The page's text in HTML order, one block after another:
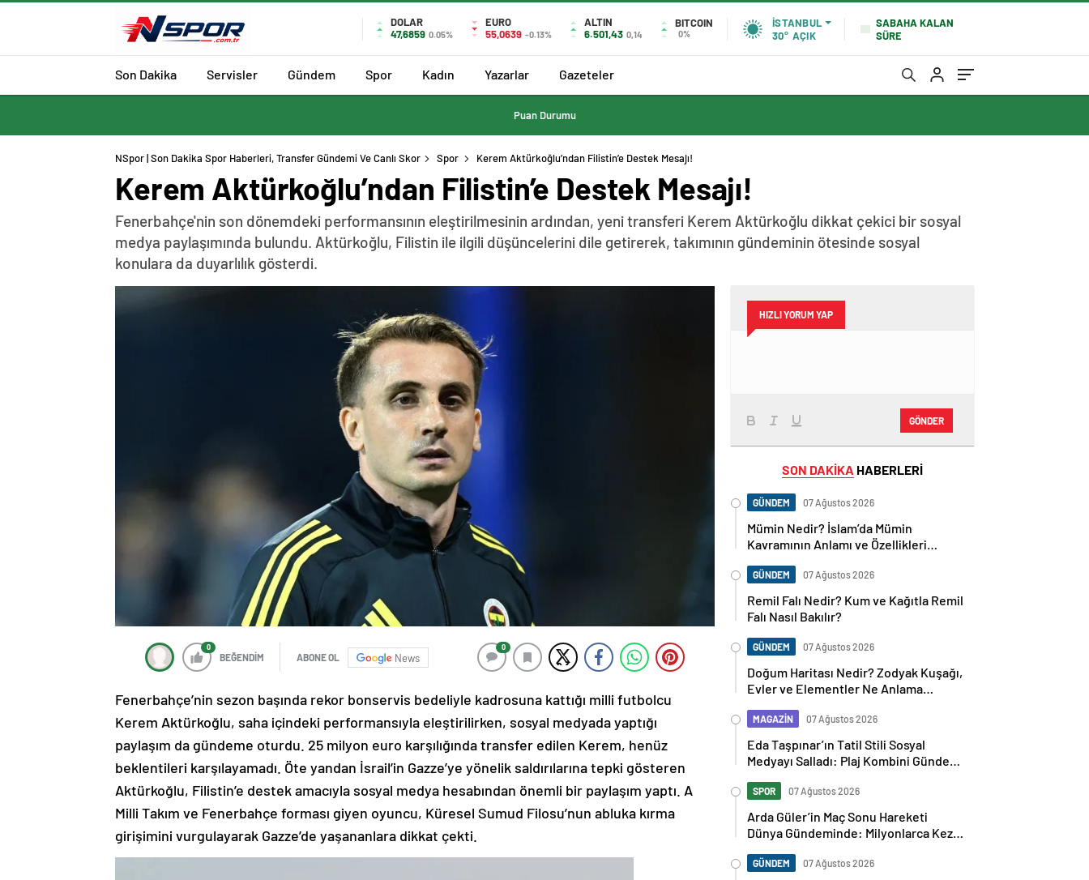
DOLAR
47,6859 0.05%
EURO
55,0639 -0.13%
ALTIN
6.501,43 0,14
BITCOIN
0%
İSTANBUL
30° AÇIK
SABAHA KALAN
SÜRE
Son Dakika Servisler Gündem Spor Kadın Yazarlar Gazeteler
Puan Durumu
NSpor | Son Dakika Spor Haberleri, Transfer Gündemi Ve Canlı Skor Spor Kerem Aktürkoğlu’ndan Filistin’e Destek Mesajı!
Kerem Aktürkoğlu’ndan Filistin’e Destek Mesajı!
Fenerbahçe'nin son dönemdeki performansının eleştirilmesinin ardından, yeni transferi Kerem Aktürkoğlu dikkat çekici bir sosyal
medya paylaşımında bulundu. Aktürkoğlu, Filistin ile ilgili düşüncelerini dile getirerek, takımının gündeminin ötesinde sosyal
konulara da duyarlılık gösterdi.
0
BEĞENDİM ABONE OL News
0
Fenerbahçe’nin sezon başında rekor bonservis bedeliyle kadrosuna kattığı milli futbolcu
Kerem Aktürkoğlu, saha içindeki performansıyla eleştirilirken, sosyal medyada yaptığı
paylaşım da gündeme oturdu. 25 milyon euro karşılığında transfer edilen Kerem, henüz
beklentileri karşılayamadı. Öte yandan İsrail’in Gazze’ye yönelik saldırılarına tepki gösteren
Aktürkoğlu, Filistin’e destek amacıyla sosyal medya hesabından önemli bir paylaşım yaptı. A
Milli Takım ve Fenerbahçe forması giyen oyuncu, Küresel Sumud Filosu’nun abluka kırma
girişimini vurgulayarak Gazze’de yaşananlara dikkat çekti.
HIZLI YORUM YAP
GÖNDER
SON DAKİKA HABERLERİ
GÜNDEM 07 Ağustos 2026
Mümin Nedir? İslam’da Mümin
Kavramının Anlamı ve Özellikleri
GÜNDEM 07 Ağustos 2026
Remil Falı Nedir? Kum ve Kağıtla Remil
Falı Nasıl Bakılır?
GÜNDEM 07 Ağustos 2026
Doğum Haritası Nedir? Zodyak Kuşağı,
Evler ve Elementler Ne Anlama
MAGAZİN 07 Ağustos 2026
Eda Taşpınar’ın Tatil Stili Sosyal
Medyayı Salladı: Plaj Kombini Gündem
SPOR 07 Ağustos 2026
Arda Güler’in Maç Sonu Hareketi
Dünya Gündeminde: Milyonlarca Kez
GÜNDEM 07 Ağustos 2026